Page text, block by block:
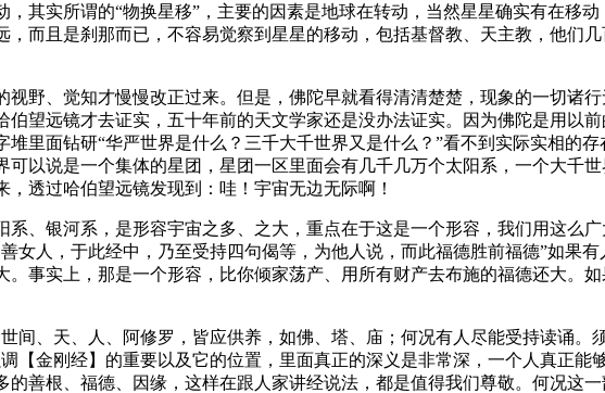
其实所谓的“物换星移”，主要的因素是地球在转动，当然星星确实有在移
而且是刹那而已，不容易觉察到星星的移动，包括基督教、天主教，他们
、觉知才慢慢改正过来。但是，佛陀早就看得清清楚楚，现象的一切诸
望远镜才去证实，五十年前的天文学家还是没办法证实。因为佛陀是用以
里面钻研“华严世界是什么？三千大千世界又是什么？”看不到实际实相的
以说是一个集体的星团，星团一区里面会有几千几万个太阳系，一个大千
透过哈伯望远镜发现到：哇！宇宙无边无际啊！
银河系，是形容宇宙之多、之大，重点在于这是一个形容，我们用这么
女人，于此经中，乃至受持四句偈等，为他人说，而此福德胜前福德”如果
事实上，那是一个形容，比你倾家荡产、用所有财产去布施的福德还大。
、天、人、阿修罗，皆应供养，如佛、塔、庙；何况有人尽能受持读诵。
【金刚经】的重要以及它的位置，里面真正的深义是非常深，一个人真正能
善根、福德、因缘，这样在跟人家讲经说法，都是值得我们尊敬。何况这